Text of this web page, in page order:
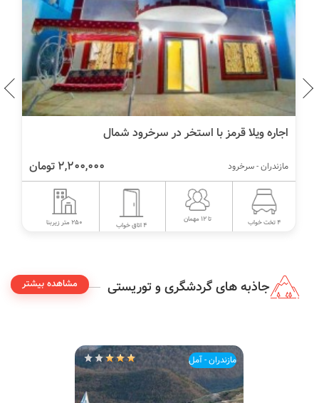
اجاره ویلا قرمز با استخر در سرخرود شمال
2,200,000 تومان مازندران - سرخرود
4 تخت خواب تا 12 مهمان
4 اتاق خواب 250 متر زیربنا
جاذبه های گردشگری و توریستی مشاهده بیشتر
مازندران - آمل